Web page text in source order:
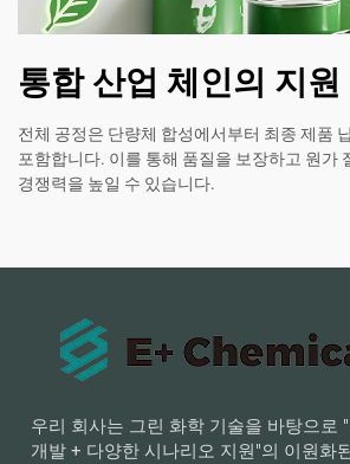
통합 산업 체인의 지원
전체 공정은 단량체 합성에서부터 최종 제품
포함합니다. 이를 통해 품질을 보장하고 원가
경쟁력을 높일 수 있습니다.
우리 회사는 그린 화학 기술을 바탕으로
개발 + 다양한 시나리오 지원"의 이원화